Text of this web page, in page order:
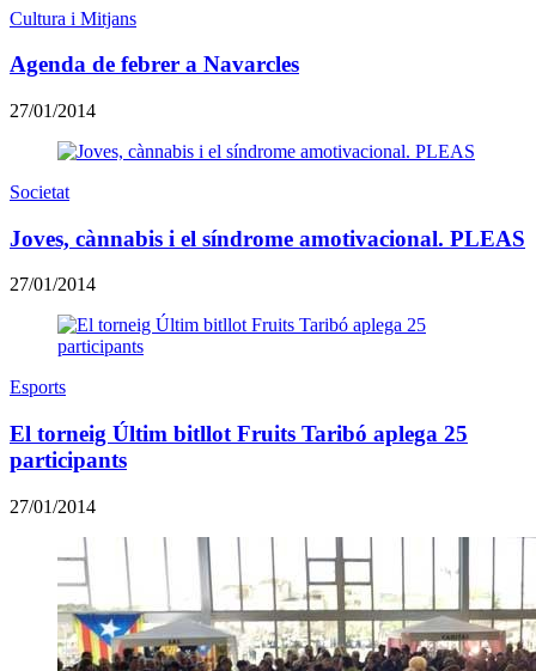
Cultura i Mitjans
Agenda de febrer a Navarcles
27/01/2014
Societat
Joves, cànnabis i el síndrome amotivacional. PLEAS
27/01/2014
Esports
El torneig Últim bitllot Fruits Taribó aplega 25
participants
27/01/2014